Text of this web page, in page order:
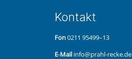
Kon­takt
Fon0211 95499–13
E‑Mail info@prahl-recke.de